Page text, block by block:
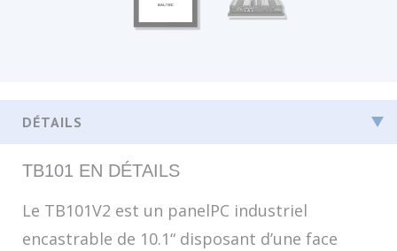
TB101 EN DÉTAILS
Le TB101V2 est un panelPC industriel
encastrable de 10.1“ disposant d’une face